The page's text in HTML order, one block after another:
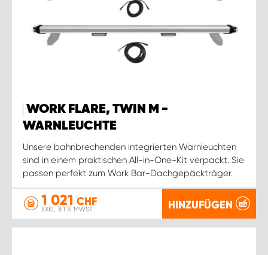
WORK FLARE, TWIN M -
WARNLEUCHTE
Unsere bahnbrechenden integrierten Warnleuchten
sind in einem praktischen All-in-One-Kit verpackt. Sie
passen perfekt zum Work Bar-Dachgepäckträger.
1 021 CHF
EXKL. 8.1 % MWST. HINZUFÜGEN